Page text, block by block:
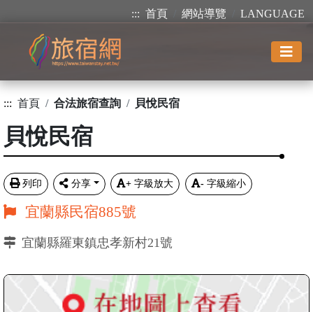
::: 首頁 網站導覽 LANGUAGE
::: 首頁 合法旅宿查詢 貝悅民宿
貝悅民宿
列印 分享 + 字級放大 - 字級縮小
宜蘭縣民宿885號
宜蘭縣羅東鎮忠孝新村21號